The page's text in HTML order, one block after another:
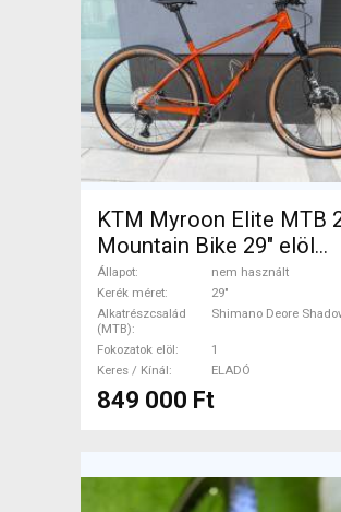
KTM Myroon Elite MTB
Mountain Bike 29" elöl
teleszkópos Shimano
Shadow+ nem használt
ELADÓ
Állapot
nem használt
Kerék méret
29"
Alkatrészcsalád
(MTB)
Shimano Deore
Fokozatok elöl
1
Keres / Kínál
ELADÓ
849 000 Ft